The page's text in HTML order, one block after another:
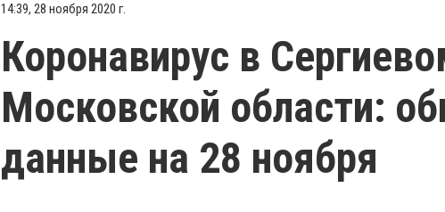
14:39, 28 ноября 2020 г.
Коронавирус в
Московской области:
данные на 28 ноября